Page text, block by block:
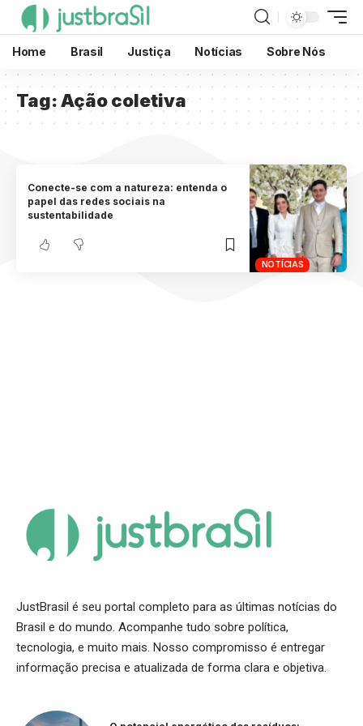
Home Brasil Justiça Notícias Sobre Nós
Tag:Ação coletiva
NOTÍCIAS
Conecte-se com a natureza: entenda o
papel das redes sociais na
sustentabilidade
JustBrasil é seu portal completo para as últimas notícias do
Brasil e do mundo. Acompanhe tudo sobre política,
tecnologia, e muito mais. Nosso compromisso é entregar
informação precisa e atualizada de forma clara e objetiva.